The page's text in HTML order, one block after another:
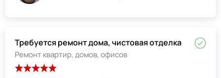
Требуется ремонт дома, чистовая отделка
Ремонт квартир, домов, офисов